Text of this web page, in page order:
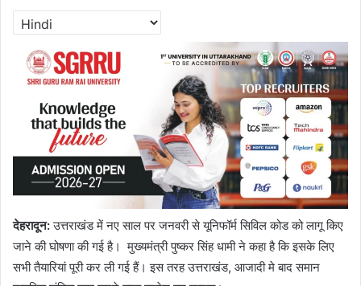
देहरादून:उत्तराखंड में नए साल पर जनवरी से यूनिफॉर्म सिविल कोड को लागू किए
जाने की घोषणा की गई है। मुख्यमंत्री पुष्कर सिंह धामी ने कहा है कि इसके लिए
सभी तैयारियां पूरी कर ली गई हैं। इस तरह उत्तराखंड, आजादी मे बाद समान